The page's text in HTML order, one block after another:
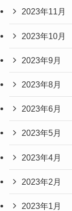
2023年11月
2023年10月
2023年9月
2023年8月
2023年6月
2023年5月
2023年4月
2023年2月
2023年1月